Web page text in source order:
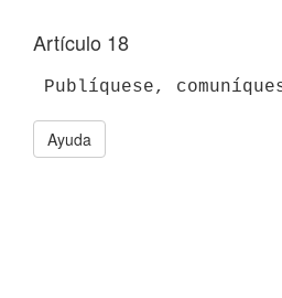
Artículo 18
Ayuda